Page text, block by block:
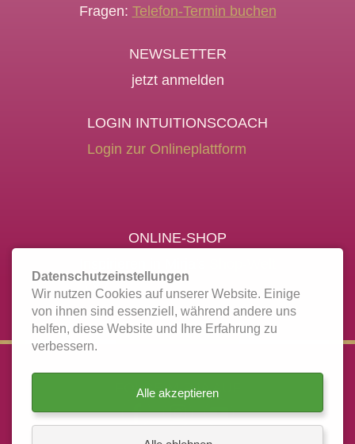
Fragen: Telefon-Termin buchen
NEWSLETTER
jetzt anmelden
LOGIN INTUITIONSCOACH
Login zur Onlineplattform
ONLINE-SHOP
FOLGE MIRJA AUF
Datenschutzeinstellungen
Wir nutzen Cookies auf unserer Website. Einige
von ihnen sind essenziell, während andere uns
helfen, diese Website und Ihre Erfahrung zu
verbessern.
Alle akzeptieren